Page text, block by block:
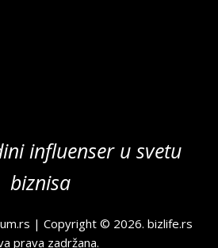
influenser u svetu
biznisa
| Copyright © 2026.bizlife.rs
prava zadržana.